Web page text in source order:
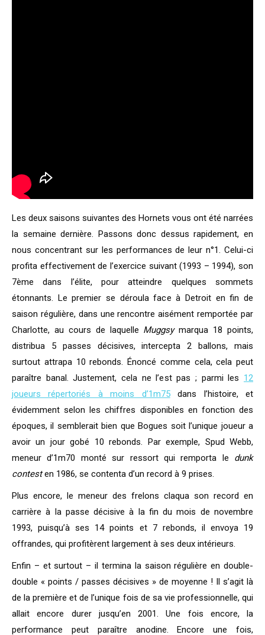
Les deux saisons suivantes des Hornets vous ont été narrées
la semaine dernière. Passons donc dessus rapidement, en
nous concentrant sur les performances de leur n°1. Celui-ci
profita effectivement de l’exercice suivant (1993 – 1994), son
7ème dans l’élite, pour atteindre quelques sommets
étonnants. Le premier se déroula face à Detroit en fin de
saison régulière, dans une rencontre aisément remportée par
Charlotte, au cours de laquelle Muggsymarqua 18 points,
distribua 5 passes décisives, intercepta 2 ballons, mais
surtout attrapa 10 rebonds. Énoncé comme cela, cela peut
paraître banal. Justement, cela ne l’est pas ; parmi les 12
joueurs répertoriés à moins d’1m75dans l’histoire, et
évidemment selon les chiffres disponibles en fonction des
époques, il semblerait bien que Bogues soit l’unique joueur a
avoir un jour gobé 10 rebonds. Par exemple, Spud Webb,
meneur d’1m70 monté sur ressort qui remporta le dunk
contesten 1986, se contenta d’un record à 9 prises.
Plus encore, le meneur des frelons claqua son record en
carrière à la passe décisive à la fin du mois de novembre
1993, puisqu’à ses 14 points et 7 rebonds, il envoya 19
offrandes, qui profitèrent largement à ses deux intérieurs.
Enfin – et surtout – il termina la saison régulière en double-
double « points / passes décisives » de moyenne ! Il s’agit là
de la première et de l’unique fois de sa vie professionnelle, qui
allait encore durer jusqu’en 2001. Une fois encore, la
performance peut paraître anodine. Encore une fois,